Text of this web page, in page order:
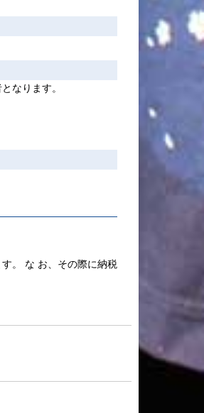
なります。
。 な お、その際に納税